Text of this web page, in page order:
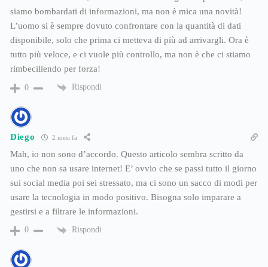
siamo bombardati di informazioni, ma non è mica una novità!
L’uomo si è sempre dovuto confrontare con la quantità di dati
disponibile, solo che prima ci metteva di più ad arrivargli. Ora è
tutto più veloce, e ci vuole più controllo, ma non è che ci stiamo
rimbecillendo per forza!
0 Rispondi
Diego 2 mesi fa
Mah, io non sono d’accordo. Questo articolo sembra scritto da
uno che non sa usare internet! E’ ovvio che se passi tutto il giorno
sui social media poi sei stressato, ma ci sono un sacco di modi per
usare la tecnologia in modo positivo. Bisogna solo imparare a
gestirsi e a filtrare le informazioni.
0 Rispondi